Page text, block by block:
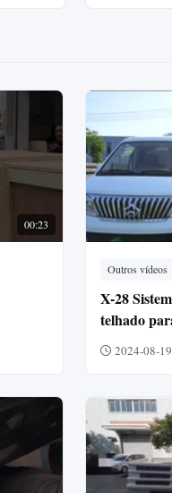
00:23
Outros vídeos
X-28
telhado
2024-08-19